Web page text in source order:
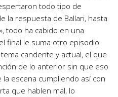
todo tipo de
la respuesta de Ballari, hasta
todo ha cabido en una
final le suma otro episodio
candente y actual, el que
de lo anterior sin que eso
la escena cumpliendo así con
que hablen mal, lo